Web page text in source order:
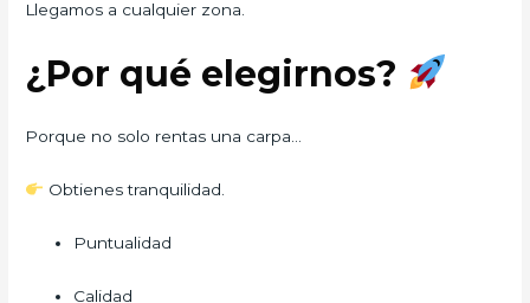
Llegamos a cualquier zona.
¿Por qué elegirnos?
Porque no solo rentas una carpa…
Obtienes tranquilidad.
Puntualidad
Calidad